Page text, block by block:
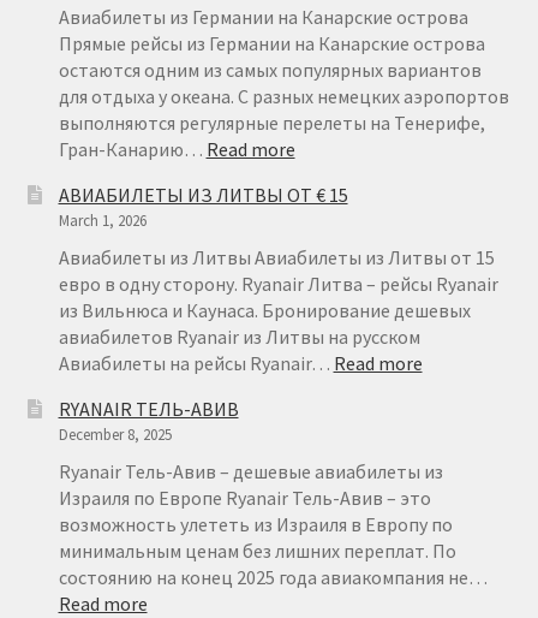
€22
Авиабилеты из Германии на Канарские острова
Прямые рейсы из Германии на Канарские острова
остаются одним из самых популярных вариантов
для отдыха у океана. С разных немецких аэропортов
выполняются регулярные перелеты на Тенерифе,
Гран-Канарию… Read more:
ИЗ
НА
КАНАРСКИЕ
ОСТРОВА
АВИАБИЛЕТЫ ИЗ ЛИТВЫ ОТ € 15
March 1, 2026
Авиабилеты из Литвы Авиабилеты из Литвы от 15
евро в одну сторону. Ryanair Литва – рейсы Ryanair
из Вильнюса и Каунаса. Бронирование дешевых
авиабилетов Ryanair из Литвы на русском
Авиабилеты на рейсы Ryanair… Read more:
ОТ
€
15
RYANAIR ТЕЛЬ-АВИВ
December 8, 2025
Ryanair Тель-Авив – дешевые авиабилеты из
Израиля по Европе Ryanair Тель-Авив – это
возможность улететь из Израиля в Европу по
минимальным ценам без лишних переплат. По
состоянию на конец 2025 года авиакомпания не…
Read more: